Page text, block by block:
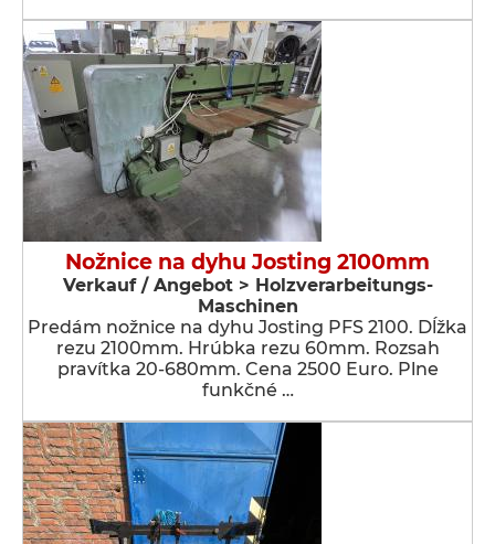
Nožnice na dyhu Josting 2100mm
Verkauf / Angebot > Holzverarbeitungs-
Maschinen
Predám nožnice na dyhu Josting PFS 2100. Dĺžka
rezu 2100mm. Hrúbka rezu 60mm. Rozsah
pravítka 20-680mm. Cena 2500 Euro. Plne
funkčné …